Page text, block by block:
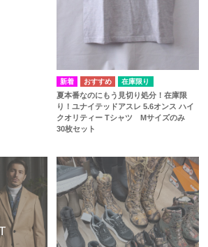
在庫限り
夏本番なのにもう見切り処分！在庫限
り！ユナイテッドアスレ 5.6オンス ハイ
クオリティー Tシャツ Mサイズのみ
30枚セット